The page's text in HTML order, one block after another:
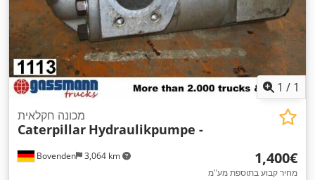
1 / 1
Bovenden 3,064 km
מכונה חקלאית
Caterpillar Hydraulikpumpe -
‏1,400 ‏€
מחיר קבוע בתוספת מע"מ